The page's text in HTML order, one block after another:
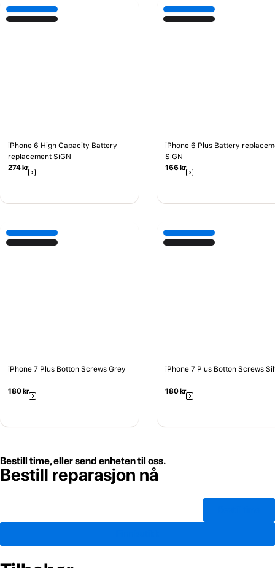
iPhone 6 High Capacity Battery
replacement SiGN
274kr
iPhone 6 Plus Battery
SiGN
166kr
iPhone 7 Plus Botton Screws Grey
180kr
iPhone 7 Plus Botton Screws
180kr
Bestill time, eller send enheten til oss.
Bestill reparasjon nå